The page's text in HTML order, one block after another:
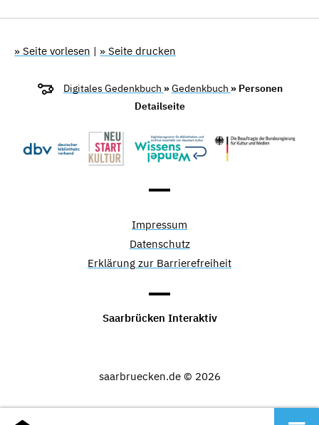
» Seite vorlesen | » Seite drucken
Digitales Gedenkbuch »Gedenkbuch » Personen
Detailseite
Impressum
Datenschutz
Erklärung zur Barrierefreiheit
Saarbrücken Interaktiv
saarbruecken.de © 2026